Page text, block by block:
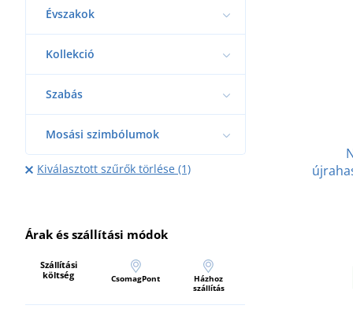
Évszakok
Kollekció
Szabás
Mosási szimbólumok
Kiválasztott szűrők törlése (1)
Árak és szállítási módok
Szállítási
költség
CsomagPont
Házhoz
szállítás